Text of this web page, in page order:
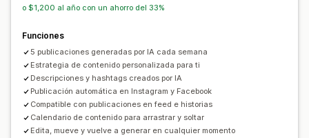
o $1,200 al año con un ahorro del 33%
Funciones
5 publicaciones generadas por IA cada semana
Estrategia de contenido personalizada para ti
Descripciones y hashtags creados por IA
Publicación automática en Instagram y Facebook
Compatible con publicaciones en feed e historias
Calendario de contenido para arrastrar y soltar
Edita, mueve y vuelve a generar en cualquier momento